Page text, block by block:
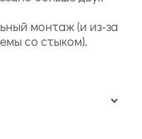
монтаж (и из-за
со стыком).